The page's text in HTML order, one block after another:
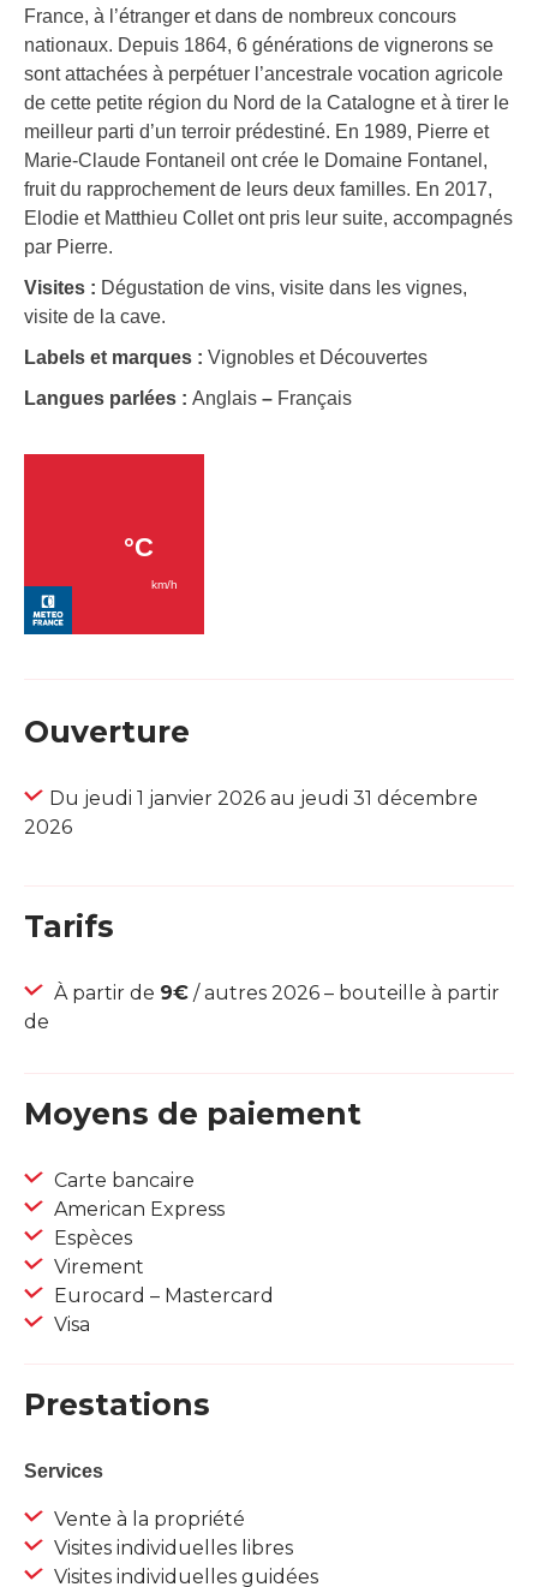
France, à l’étranger et dans de nombreux concours
nationaux. Depuis 1864, 6 générations de vignerons se
sont attachées à perpétuer l’ancestrale vocation agricole
de cette petite région du Nord de la Catalogne et à tirer le
meilleur parti d’un terroir prédestiné. En 1989, Pierre et
Marie-Claude Fontaneil ont crée le Domaine Fontanel,
fruit du rapprochement de leurs deux familles. En 2017,
Elodie et Matthieu Collet ont pris leur suite, accompagnés
par Pierre.
Visites : Dégustation de vins, visite dans les vignes,
visite de la cave.
Labels et marques : Vignobles et Découvertes
Langues parlées : Anglais – Français
Ouverture
Du jeudi 1 janvier 2026 au jeudi 31 décembre
2026
Tarifs
À partir de 9€ / autres 2026 – bouteille à partir
de
Moyens de paiement
Carte bancaire
American Express
Espèces
Virement
Eurocard – Mastercard
Visa
Prestations
Services
Vente à la propriété
Visites individuelles libres
Visites individuelles guidées